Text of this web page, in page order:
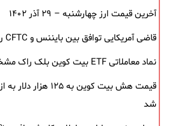
آخرین قیمت ارز چهارشنبه – ۲۹ آذر ۱۴۰۲
قاضی آمریکایی توافق بین بایننس و CFTC را تأیید کرد
نماد معاملاتی ETF بیت کوین بلک ‌راک مشخص شد
قیمت هش بیت کوین به
شد